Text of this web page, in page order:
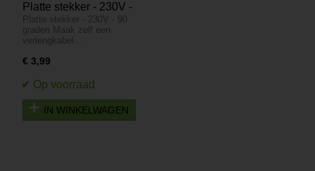
Platte stekker - 230V -
90 graden
Platte stekker - 230V - 90
graden Maak zelf een
verlengkabel…
€ 3,99
IN WINKELWAGEN